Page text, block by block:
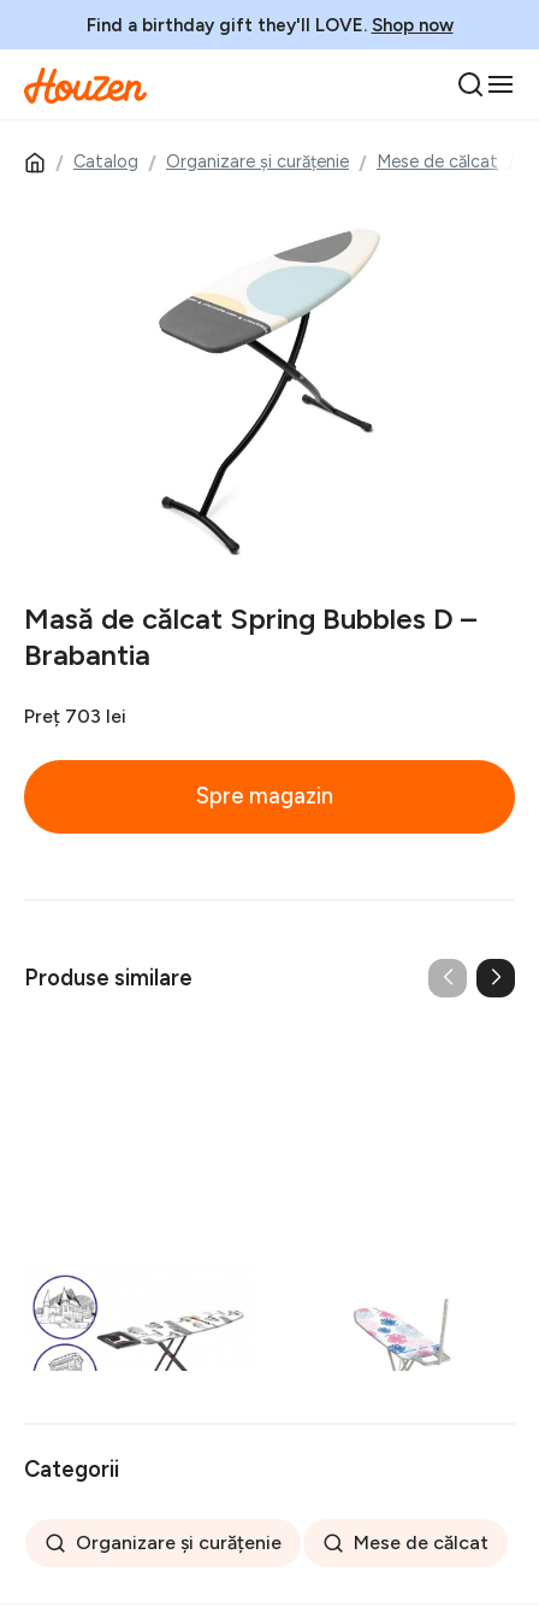
Find a birthday gift they'll LOVE. Shop now
Catalog Organizare și curățenie Mese de călcat
Masă de călcat Spring Bubbles D –
Brabantia
Preț 703 lei
Spre magazin
Produse similare
Masa de calcat Romania,
Heinner, 42 x 125.5 cm,
metal/bumbac, multicolor
216 lei
Classic M Basic Plus, 38 x
120 cm, multicolor
Categorii
Organizare și curățenie Mese de călcat